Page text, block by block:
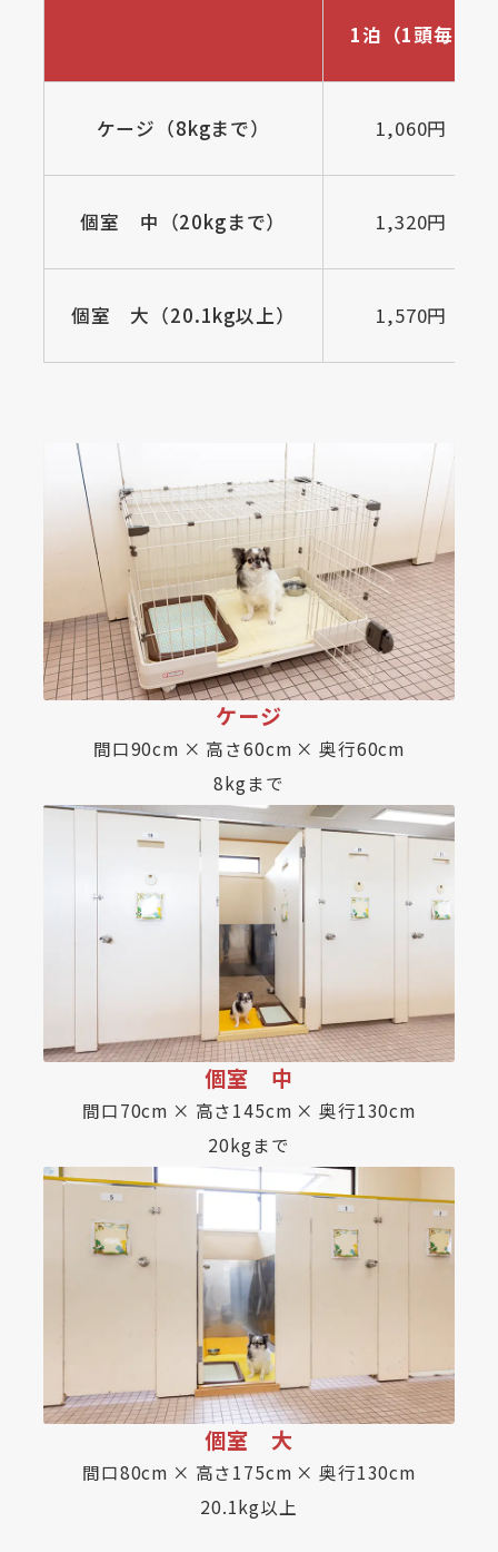
1泊（1頭毎）
ケージ（8kgまで） 1,060円
個室 中（20kgまで） 1,320円
個室 大（20.1kg以上） 1,570円
ケージ
間口90cm × 高さ60cm × 奥行60cm
8kgまで
個室 中
間口70cm × 高さ145cm × 奥行130cm
20kgまで
個室 大
間口80cm × 高さ175cm × 奥行130cm
20.1kg以上